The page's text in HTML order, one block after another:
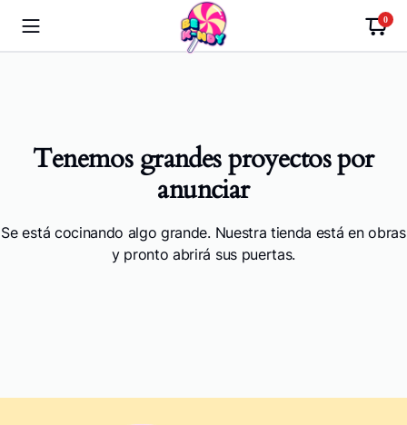
0
Tenemos grandes proyectos por
anunciar
Se está cocinando algo grande. Nuestra tienda está en obras
y pronto abrirá sus puertas.